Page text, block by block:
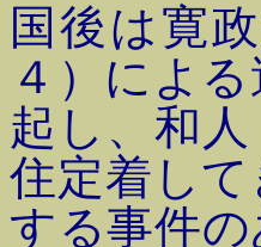
国後は寛
４）によ
起し、和
住定着し
する事件